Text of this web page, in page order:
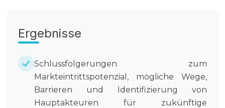
Ergebnisse
Schlussfolgerungen zum
Markteintrittspotenzial, mögliche Wege,
Barrieren und Identifizierung von
Hauptakteuren für zukünftige